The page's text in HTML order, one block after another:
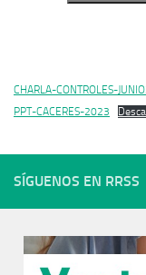
CHARLA-CONTROLES-
PPT-CACERES-2023
SÍGUENOS EN RRSS